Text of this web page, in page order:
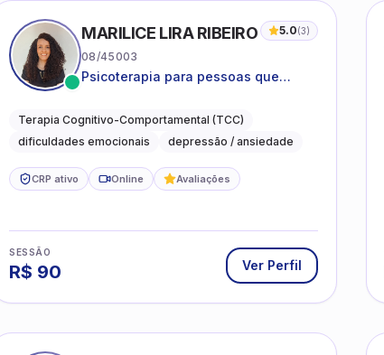
MARILICE LIRA RIBEIRO 5.0(3)
08/45003
Psicoterapia para pessoas que
lidar com as dificuldades do dia a
dia
Terapia Cognitivo-Comportamental (TCC)
dificuldades emocionais
depressão / ansiedade
CRP ativo Online Avaliações
SESSÃO
R$ 90 Ver Perfil